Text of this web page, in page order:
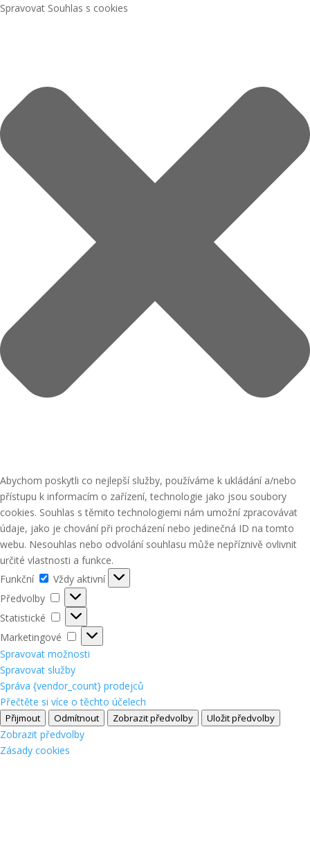
Spravovat Souhlas s cookies
Abychom poskytli co nejlepší služby, používáme k ukládání a/nebo
přístupu k informacím o zařízení, technologie jako jsou soubory
cookies. Souhlas s těmito technologiemi nám umožní zpracovávat
údaje, jako je chování při procházení nebo jedinečná ID na tomto
webu. Nesouhlas nebo odvolání souhlasu může nepříznivě ovlivnit
určité vlastnosti a funkce.
Funkční
Funkční
Vždy aktivní
Předvolby
Předvolby
Statistické
Statistické
Marketingové
Marketingové
Spravovat možnosti
Spravovat služby
Správa {vendor_count} prodejců
Přečtěte si více o těchto účelech
Přijmout Odmítnout Zobrazit předvolby Uložit předvolby
Zobrazit předvolby
Zásady cookies